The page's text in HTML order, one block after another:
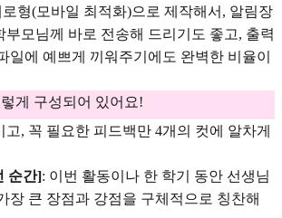
형(모바일 최적화)으로 제작해서, 알림장
부모님께 바로 전송해 드리기도 좋고, 출력
일에 예쁘게 끼워주기에도 완벽한 비율이
게 구성되어 있어요!
, 꼭 필요한 피드백만 4개의 컷에 알차게
순간]: 이번 활동이나 한 학기 동안 선생님
장 큰 장점과 강점을 구체적으로 칭찬해